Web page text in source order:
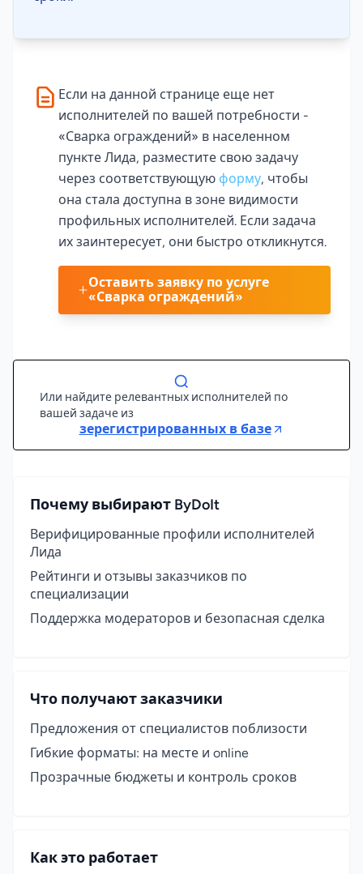
Если на данной странице еще нет
исполнителей по вашей потребности -
«Сварка ограждений» в населенном
пункте Лида, разместите свою задачу
через соответствующую форму, чтобы
она стала доступна в зоне видимости
профильных исполнителей. Если задача
их заинтересует, они быстро откликнутся.
Оставить заявку по услуге
«Сварка ограждений»
Или найдите релевантных исполнителей по
вашей задаче из
зерегистрированных в базе
Почему выбирают ByDoIt
Верифицированные профили исполнителей
Лида
Рейтинги и отзывы заказчиков по
специализации
Поддержка модераторов и безопасная сделка
Что получают заказчики
Предложения от специалистов поблизости
Гибкие форматы: на месте и online
Прозрачные бюджеты и контроль сроков
Как это работает